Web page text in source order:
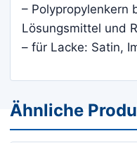
– Polypropylenkern
Lösungsmittel und
– für Lacke: Satin,
Ähnliche